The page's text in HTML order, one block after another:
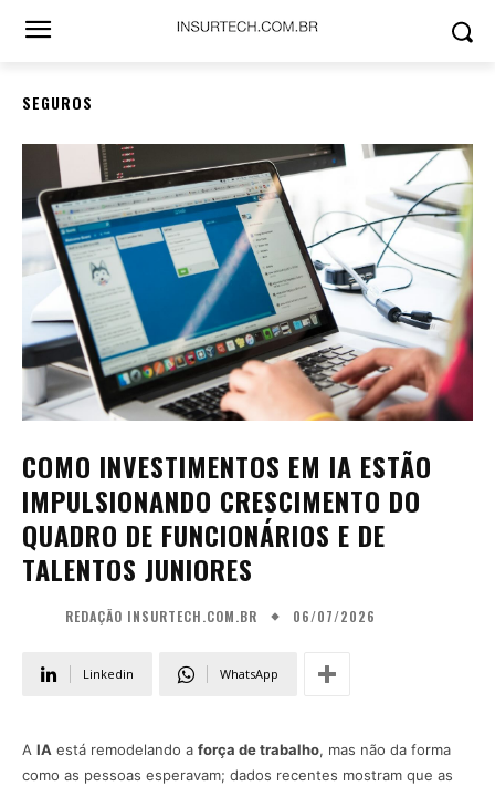
SEGUROS
COMO INVESTIMENTOS EM IA ESTÃO
IMPULSIONANDO CRESCIMENTO DO
QUADRO DE FUNCIONÁRIOS E DE
TALENTOS JUNIORES
REDAÇÃO INSURTECH.COM.BR 06/07/2026
Linkedin WhatsApp
A IA está remodelando a força de trabalho, mas não da forma
como as pessoas esperavam; dados recentes mostram que as